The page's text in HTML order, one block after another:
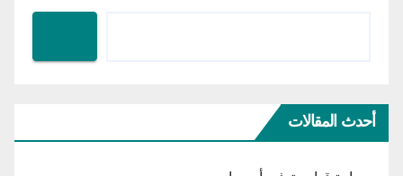
أحدث المقالات